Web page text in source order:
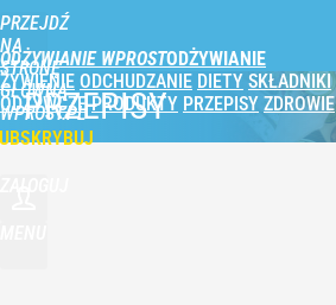
PRZEJDŹ
NA
STRONĘ
GŁÓWNĄ
WPROST.PL
ODŻYWIANIE WPROST
ŻYWIENIE ODCHUDZANIE DIETY SKŁADNIKI
ODŻYWCZE PRODUKTY PRZEPISY ZDROWIE
PRZEPISY